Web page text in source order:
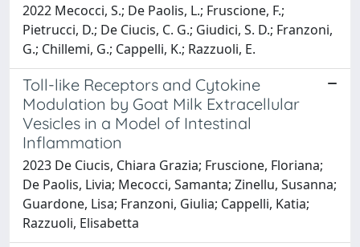
2022 Mecocci, S.; De Paolis, L.; Fruscione, F.;
Pietrucci, D.; De Ciucis, C. G.; Giudici, S. D.; Franzoni,
G.; Chillemi, G.; Cappelli, K.; Razzuoli, E.
Toll-like Receptors and Cytokine
Modulation by Goat Milk Extracellular
Vesicles in a Model of Intestinal
Inflammation
2023 De Ciucis, Chiara Grazia; Fruscione, Floriana;
De Paolis, Livia; Mecocci, Samanta; Zinellu, Susanna;
Guardone, Lisa; Franzoni, Giulia; Cappelli, Katia;
Razzuoli, Elisabetta